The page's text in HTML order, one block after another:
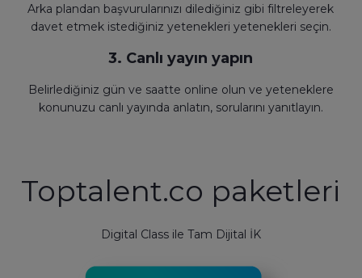
Arka plandan başvurularınızı dilediğiniz gibi filtreleyerek
davet etmek istediğiniz yetenekleri yetenekleri seçin.
3. Canlı yayın yapın
Belirlediğiniz gün ve saatte online olun ve yeteneklere
konunuzu canlı yayında anlatın, sorularını yanıtlayın.
Toptalent.co paketleri
Digital Class ile Tam Dijital İK